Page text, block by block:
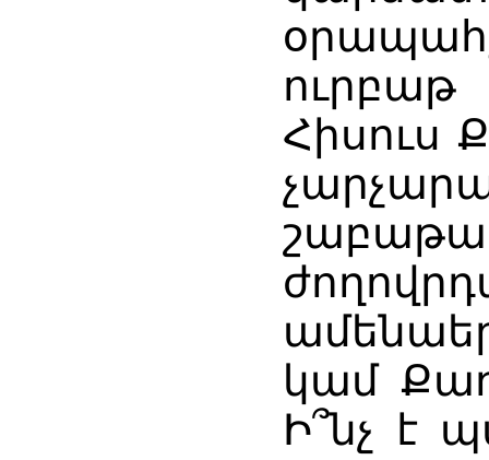
Հիսուս
կամ
Ի՞նչ է